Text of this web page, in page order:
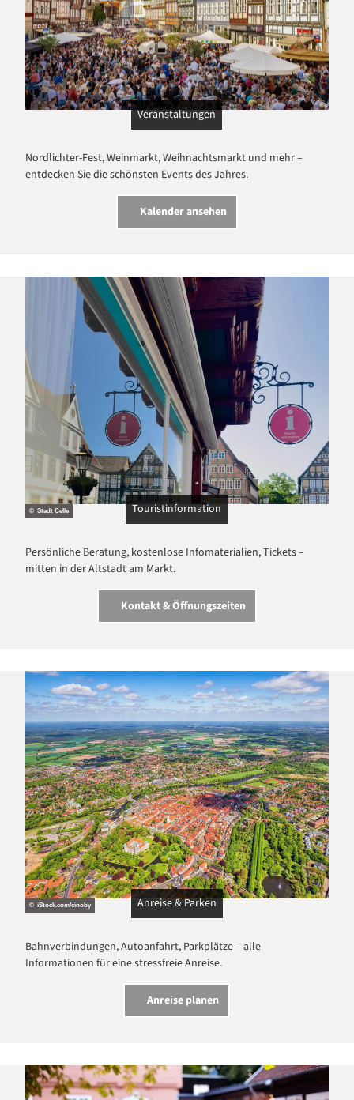
Veranstaltungen
Nordlichter-Fest, Weinmarkt, Weihnachtsmarkt und mehr –
entdecken Sie die schönsten Events des Jahres.
Kalender ansehen
© Stadt Celle Touristinformation
Persönliche Beratung, kostenlose Infomaterialien, Tickets –
mitten in der Altstadt am Markt.
Kontakt & Öffnungszeiten
© iStock.com/cinoby Anreise & Parken
Bahnverbindungen, Autoanfahrt, Parkplätze – alle
Informationen für eine stressfreie Anreise.
Anreise planen